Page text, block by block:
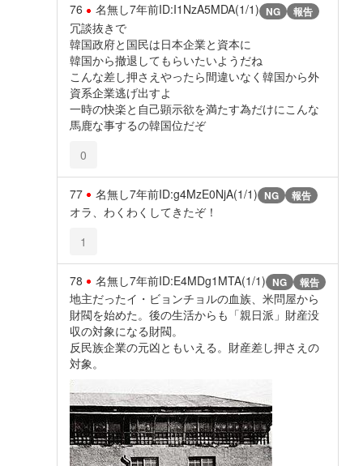
76 名無し7年前ID:I1NzA5MDA(1/1) NG 報告
冗談抜きで
韓国政府と国民は日本企業と資本に
韓国から撤退してもらいたいようだね
こんな差し押さえやったら間違いなく韓国から外
資系企業逃げ出すよ
一時の快楽と自己顕示欲を満たす為だけにこんな
馬鹿な事するの韓国位だぞ
0
77 名無し7年前ID:g4MzE0NjA(1/1) NG 報告
オラ、わくわくしてきたぞ！
1
78 名無し7年前ID:E4MDg1MTA(1/1) NG 報告
地主だったイ・ビョンチョルの血族、米問屋から
財閥を始めた。後の生活からも「親日派」財産没
収の対象になる財閥。
反民族企業の元凶ともいえる。財産差し押さえの
対象。